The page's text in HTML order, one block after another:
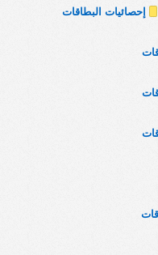
إحصائيات البطاقات